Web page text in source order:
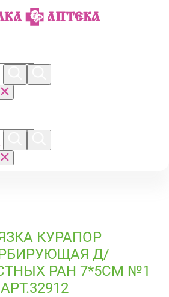
КУРАПОР
Д/
РАН 7*5СМ №1
АРТ.32912